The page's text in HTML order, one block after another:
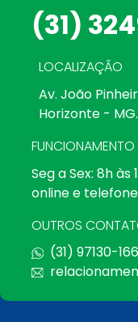
(31)
LOCALIZAÇÃO
Av. João
Horizonte -
FUNCIONAMENTO
Seg a Sex: 8h
online e
OUTROS
(31) 97130-